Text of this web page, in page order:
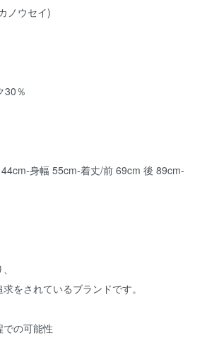
ノウセイ)
30％
身幅 55cm-着丈/前 69cm 後 89cm-
をされているブランドです。
の可能性